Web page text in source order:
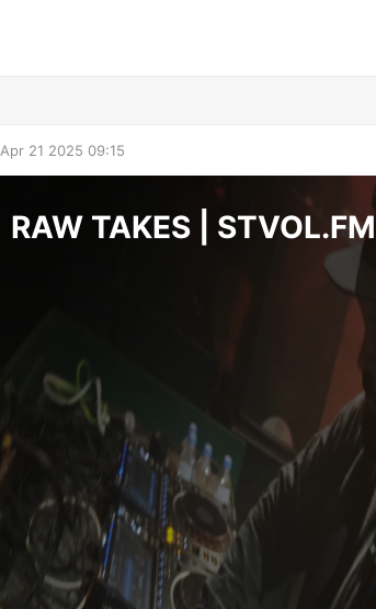
Apr 21 2025 09:15
RAW TAKES | STVOL.FM